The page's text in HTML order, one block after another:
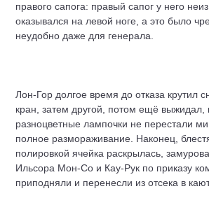
правого сапога: правый сапог у него
оказывался на левой ноге, а это было
неудобно даже для генерала.
Лон-Гор долгое время до отказа крутил
кран, затем другой, потом ещё выжидал,
разноцветные лампочки не перестали
полное размораживание. Наконец,
полировкой ячейка раскрылась,
Ильсора Мон-Со и Кау-Рук по приказу
приподняли и перенесли из отсека в